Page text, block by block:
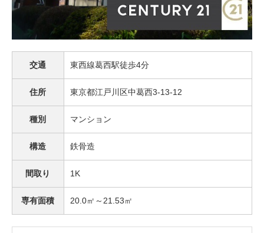
交通 東西線葛西駅徒歩4分
住所 東京都江戸川区中葛西3-13-12
種別 マンション
構造 鉄骨造
間取り 1K
専有面積 20.0㎡～21.53㎡